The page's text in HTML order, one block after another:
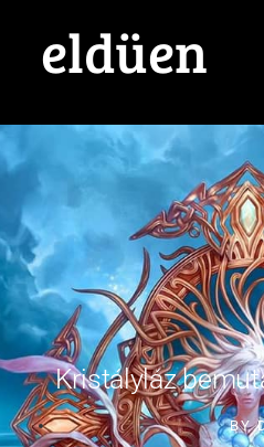
eldüen
Kristályláz
BY